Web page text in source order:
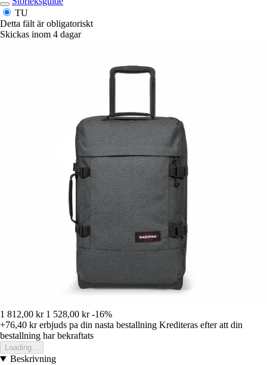
TU
Detta fält är obligatoriskt
Skickas inom 4 dagar
1 812,00 kr 1 528,00 kr -16%
+76,40 krerbjuds pa din nasta bestallning Krediteras efter att din
bestallning har bekraftats
Loading...
Beskrivning